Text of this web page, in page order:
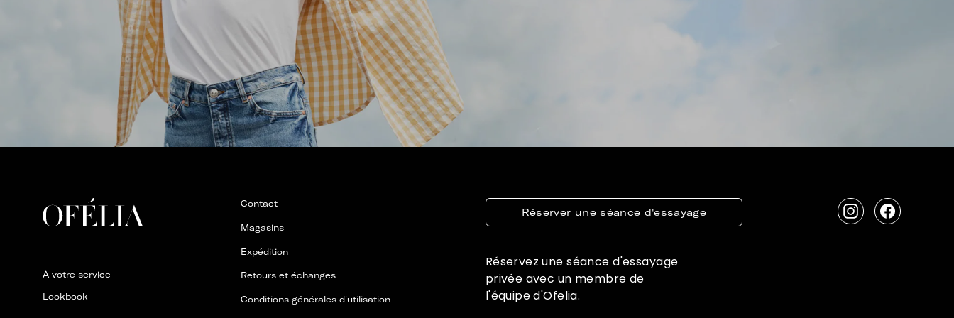
À votre service
Lookbook
Contact
Magasins
Expédition
Retours et échanges
Conditions générales d'utilisation
Réserver une séance d'essayage
Réservez une séance d'essayage
privée avec un membre de
l'équipe d'Ofelia.
InstagramFacebook